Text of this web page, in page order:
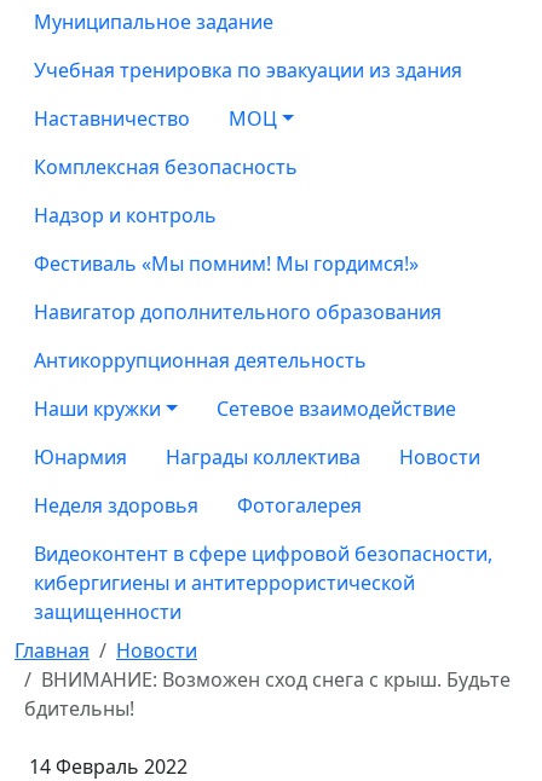
Муниципальное задание
Учебная тренировка по эвакуации из здания
Наставничество
МОЦ
Комплексная безопасность
Надзор и контроль
Фестиваль «Мы помним! Мы гордимся!»
Навигатор дополнительного образования
Антикоррупционная деятельность
Наши кружки
Сетевое взаимодействие
Юнармия
Награды коллектива
Новости
Неделя здоровья
Фотогалерея
Видеоконтент в сфере цифровой безопасности,
кибергигиены и антитеррористической
защищенности
Главная
Новости
ВНИМАНИЕ: Возможен сход снега с крыш. Будьте
бдительны!
14 Февраль 2022